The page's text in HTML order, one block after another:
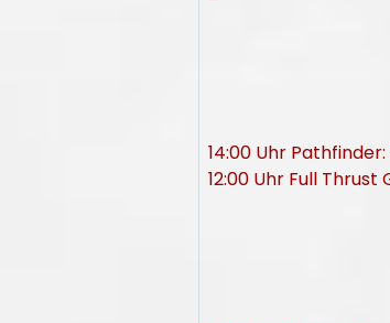
14:00 Uhr
12:00 Uhr Full